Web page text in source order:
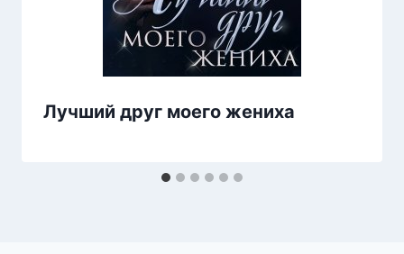
Лучший друг моего жениха